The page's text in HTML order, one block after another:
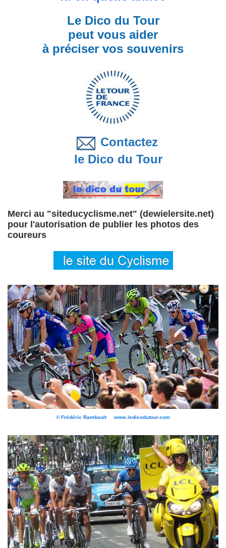
Le Dico du Tour
peut vous aider
à préciser vos souvenirs
Contactez
le Dico du Tour
Merci au "siteducyclisme.net" (dewielersite.net)
pour l'autorisation de publier les photos des
coureurs
© Frédéric Rambault www.ledicodutour.com